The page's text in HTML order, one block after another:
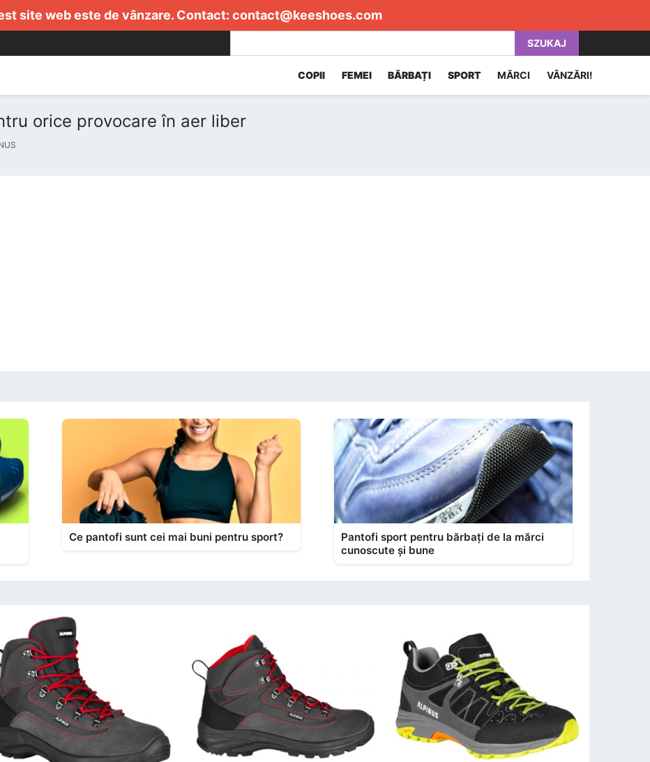
site web este de vânzare. Contact: contact@keeshoes.com
SZUKAJ
COPII FEMEI BĂRBAȚI SPORT MĂRCI VÂNZĂRI!
orice provocare în aer liber
Ce pantofi sunt cei mai buni pentru sport?
Pantofi sport pentru bărbați de la mărci
cunoscute și bune